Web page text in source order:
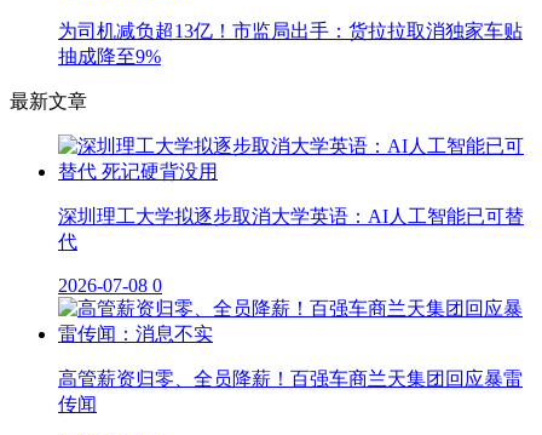
为司机减负超13亿！市监局出手：货拉拉取消独家车贴
抽成降至9%
最新文章
深圳理工大学拟逐步取消大学英语：AI人工智能已可替
代
2026-07-08 0
高管薪资归零、全员降薪！百强车商兰天集团回应暴雷
传闻